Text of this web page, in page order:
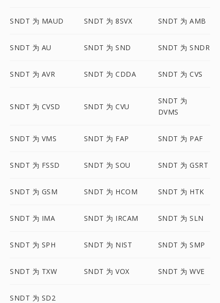
SNDT 为 MAUD SNDT 为 8SVX SNDT 为 AMB
SNDT 为 AU SNDT 为 SND SNDT 为 SNDR
SNDT 为 AVR SNDT 为 CDDA SNDT 为 CVS
SNDT 为 CVSD SNDT 为 CVU
SNDT 为
DVMS
SNDT 为 VMS SNDT 为 FAP SNDT 为 PAF
SNDT 为 FSSD SNDT 为 SOU SNDT 为 GSRT
SNDT 为 GSM SNDT 为 HCOM SNDT 为 HTK
SNDT 为 IMA SNDT 为 IRCAM SNDT 为 SLN
SNDT 为 SPH SNDT 为 NIST SNDT 为 SMP
SNDT 为 TXW SNDT 为 VOX SNDT 为 WVE
SNDT 为 SD2